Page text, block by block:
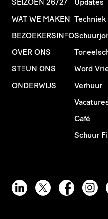
SEIZOEN 26/27
WAT WE MAKEN
BEZOEKERSINFO
OVER ONS
STEUN ONS
ONDERWIJS
Updates
Techniek
Word
Verhuur
Vacatures
Café
Schuur